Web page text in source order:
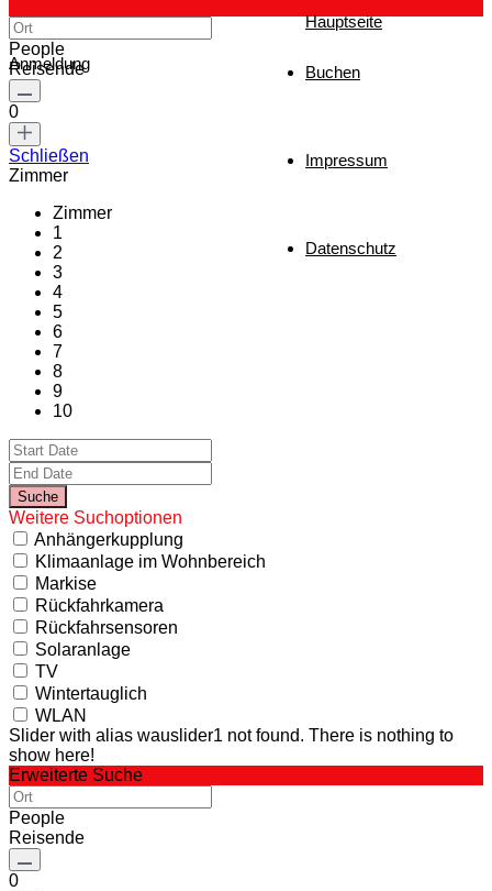
Hauptseite
Buchen
Impressum
Datenschutz
Anmeldung
People
Reisende
0
Schließen
Zimmer
Zimmer
1
2
3
4
5
6
7
8
9
10
Weitere Suchoptionen
Anhängerkupplung
Klimaanlage im Wohnbereich
Markise
Rückfahrkamera
Rückfahrsensoren
Solaranlage
TV
Wintertauglich
WLAN
Slider with alias wauslider1 not found. There is nothing to
show here!
Erweiterte Suche
People
Reisende
0